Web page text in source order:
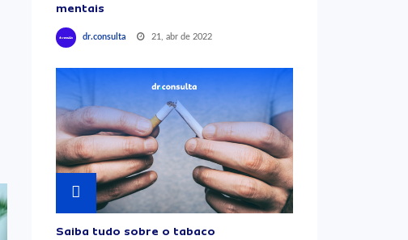
mentais
dr.consulta 21, abr de 2022
Saiba tudo sobre o tabaco